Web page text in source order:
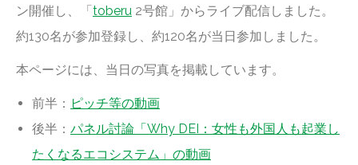
ン開催し、「toberu 2号館」からライブ配信しました。
約130名が参加登録し、約120名が当日参加しました。
本ページには、当日の写真を掲載しています。
前半： ピッチ等の動画
後半： パネル討論「Why DEI：女性も外国人も起業し
たくなるエコシステム」の動画